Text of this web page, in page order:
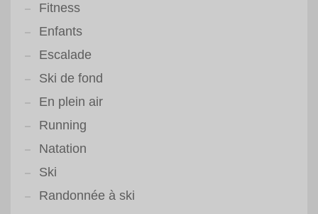
Fitness
Enfants
Escalade
Ski de fond
En plein air
Running
Natation
Ski
Randonnée à ski